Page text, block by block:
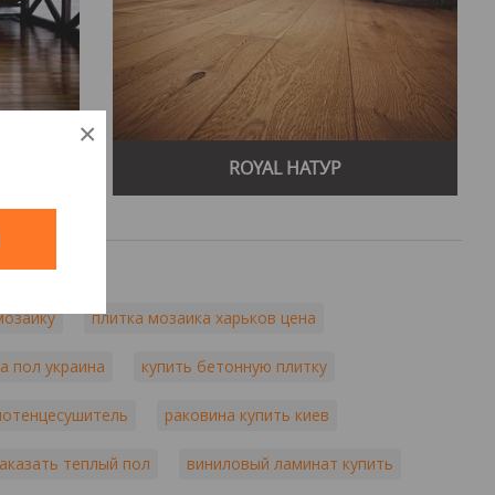
продукции, включая паркетную доску, ламинат, террасную
качественных напольных покрытий.
современным тенденциям дизайна.
включая монтаж напольных покрытий, реставрацию паркета
до установки.
этого бренда - высокое качество продукции, которое
привлекательность продукции.
и дизайнами. Инновационный подход обеспечивает
ROYAL НАТУР
плитка мозаика харьков цена
пол украина купить бетонную плитку
раковина купить киев
теплый пол виниловый ламинат купить
×